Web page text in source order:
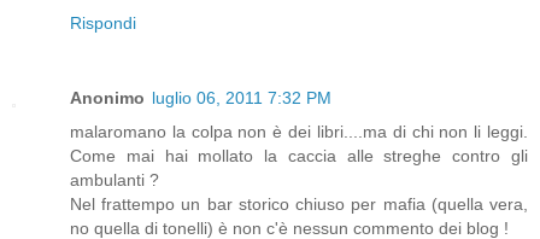
Rispondi
Anonimo luglio 06, 2011 7:32 PM
malaromano la colpa non è dei libri....ma di chi non li leggi.
Come mai hai mollato la caccia alle streghe contro gli
ambulanti ?
Nel frattempo un bar storico chiuso per mafia (quella vera,
no quella di tonelli) è non c'è nessun commento dei blog !